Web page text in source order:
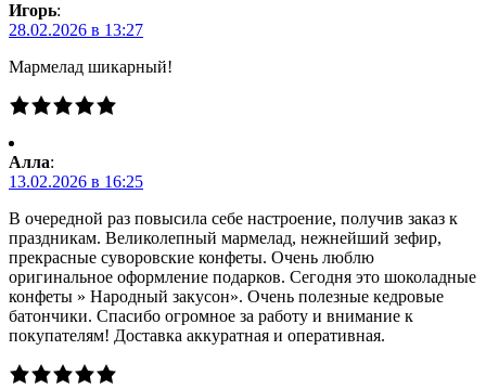
Игорь:
28.02.2026 в 13:27
Мармелад шикарный!
Алла:
13.02.2026 в 16:25
В очередной раз повысила себе настроение, получив заказ к
праздникам. Великолепный мармелад, нежнейший зефир,
прекрасные суворовские конфеты. Очень люблю
оригинальное оформление подарков. Сегодня это шоколадные
конфеты » Народный закусон». Очень полезные кедровые
батончики. Спасибо огромное за работу и внимание к
покупателям! Доставка аккуратная и оперативная.